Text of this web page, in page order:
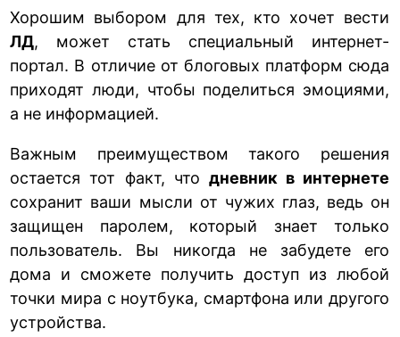
Хорошим выбором для тех, кто хочет вести
ЛД, может стать специальный интернет-
портал. В отличие от блоговых платформ сюда
приходят люди, чтобы поделиться эмоциями,
а не информацией.
Важным преимуществом такого решения
остается тот факт, что дневник в интернете
сохранит ваши мысли от чужих глаз, ведь он
защищен паролем, который знает только
пользователь. Вы никогда не забудете его
дома и сможете получить доступ из любой
точки мира с ноутбука, смартфона или другого
устройства.